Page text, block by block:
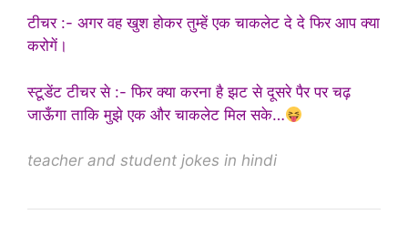
टीचर :- अगर वह खुश होकर तुम्हें एक चाकलेट दे दे फिर आप क्या
करोगें।
स्टूडेंट टीचर से :- फिर क्या करना है झट से दूसरे पैर पर चढ़
जाऊँगा ताकि मुझे एक और चाकलेट मिल सके…
teacher and student jokes in hindi